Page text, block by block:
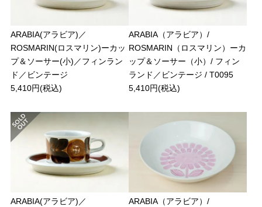
ARABIA(アラビア)／
ROSMARIN(ロスマリン)ーカッ
プ＆ソーサー(小)／フィンラン
ド／ビンテージ
5,410円(税込)
ARABIA（アラビア）/
ROSMARIN（ロスマリン）ーカ
ップ＆ソーサー（小）/ フィン
ランド／ビンテージ / T0095
5,410円(税込)
ARABIA(アラビア)／
ARABIA（アラビア）/